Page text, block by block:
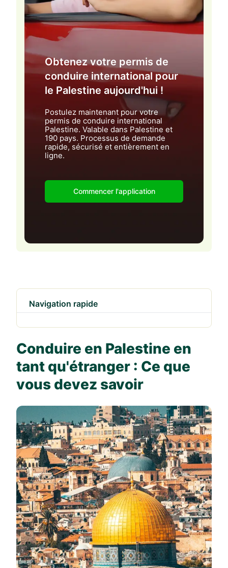
Obtenez votre permis de
conduire international pour
le Palestine aujourd'hui !
Postulez maintenant pour votre
permis de conduire international
Palestine. Valable dans Palestine et
190 pays. Processus de demande
rapide, sécurisé et entièrement en
ligne.
Commencer l'application
Navigation rapide
Conduire en Palestine en
tant qu'étranger : Ce que
vous devez savoir